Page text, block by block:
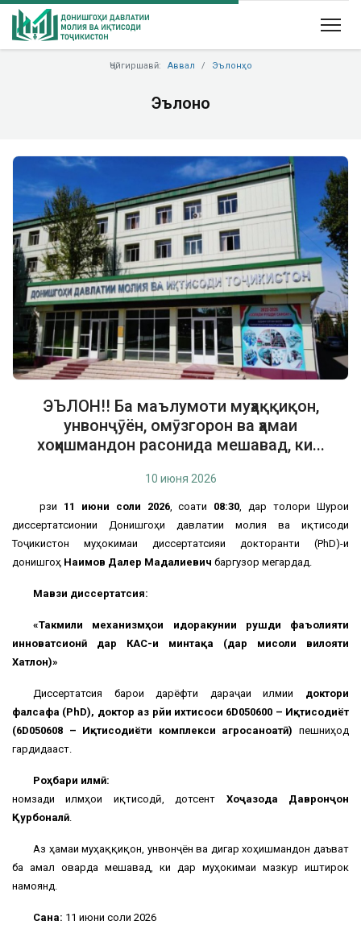
Ҷойгиршавӣ: Аввал Эълонҳо
Эълонҳо
ЭЪЛОН!! Ба маълумоти муҳаққиқон,
унвонҷӯён, омӯзгорон ва ҳамаи
хоҳишмандон расонида мешавад, ки...
10 июня 2026
рӯзи 11 июни соли 2026, соати 08:30 , дар толори Шурои
диссертатсионии Донишгоҳи давлатии молия ва иқтисоди
Тоҷикистон муҳокимаи диссертатсияи докторанти (PhD)-и
донишгоҳ Наимов Далер Мадалиевич баргузор мегардад.
Мавзӯи диссертатсия:
«Такмили механизмҳои идоракунии рушди фаъолияти
инноватсионӣ дар КАС-и минтақа (дар мисоли вилояти
Хатлон)»
Диссертатсия барои дарёфти дараҷаи илмии доктори
фалсафа (PhD), доктор аз рӯйи ихтисоси 6D050600 – Иқтисодиёт
(6D050608 – Иқтисодиёти комплекси агросаноатӣ) пешниҳод
гардидааст.
Роҳбари илмӣ:
номзади илмҳои иқтисодӣ, дотсент Хоҷазода Давронҷон
Қурбоналӣ
Аз ҳамаи муҳаққиқон, унвонҷӯён ва дигар хоҳишмандон даъват
ба амал оварда мешавад, ки дар муҳокимаи мазкур иштирок
намоянд.
Сана: 11 июни соли 2026